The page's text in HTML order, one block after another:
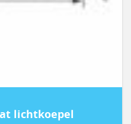
lichtkoepel